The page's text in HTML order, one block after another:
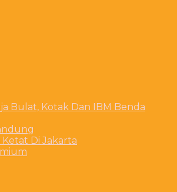
Bulat, Kotak Dan IBM Benda
Di Jakarta